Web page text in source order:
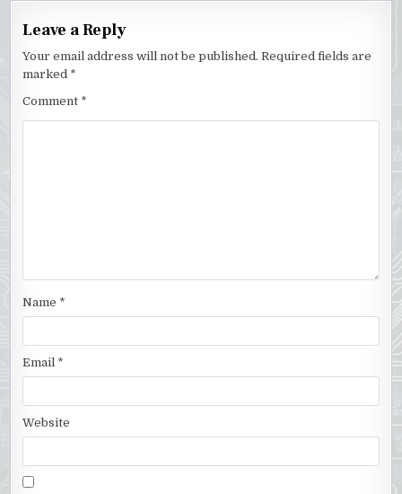
Leave a Reply
Your email address will not be published. Required fields are
marked *
Comment *
Name *
Email *
Website